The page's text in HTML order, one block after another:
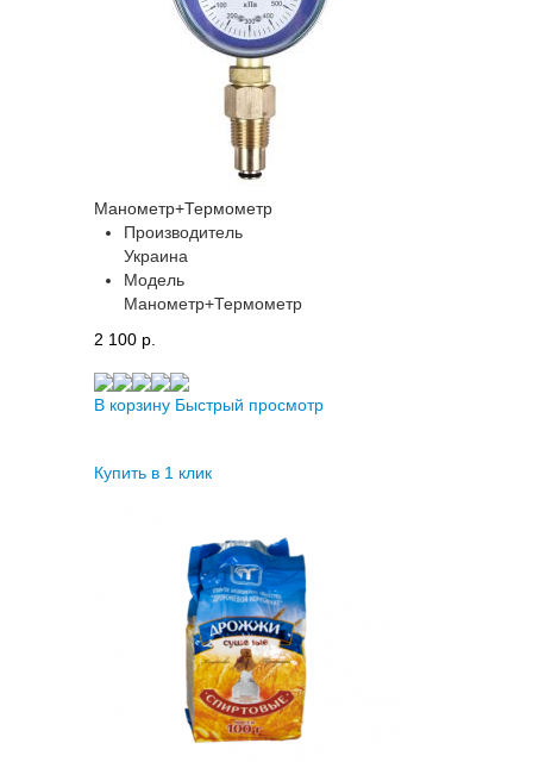
Манометр+Термометр
Производитель
Украина
Модель
Манометр+Термометр
2 100 p.
В корзину Быстрый просмотр
Купить в 1 клик